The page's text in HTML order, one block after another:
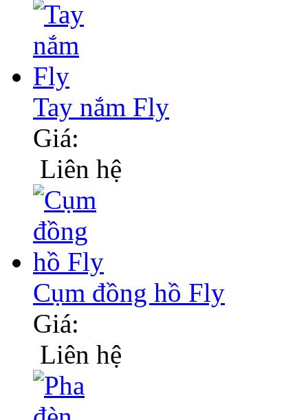
Tay nắm Fly
Giá:
Liên hệ
Cụm đồng hồ Fly
Giá:
Liên hệ